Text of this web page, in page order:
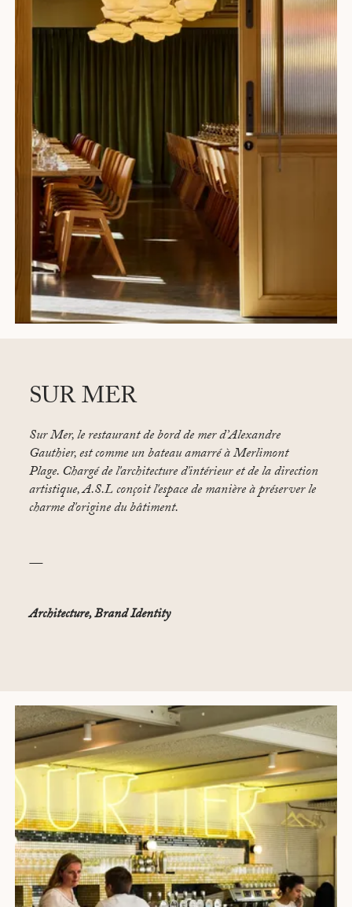
SUR MER
Sur Mer,le restaurant de bord de mer d’Alexandre
Gauthier, est comme un bateau amarré à Merlimont
Plage. Chargé de l'architecture d'intérieur et de la direction
artistique, A.S.L conçoit l'espace de manière à préserver le
charme d'origine du bâtiment.
—
Architecture, Brand Identity